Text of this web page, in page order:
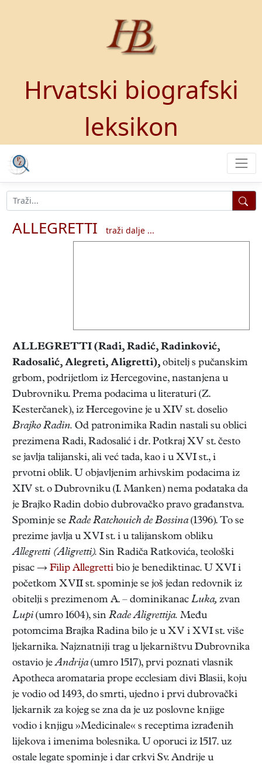
Hrvatski biografski
leksikon
ALLEGRETTI traži dalje ...
ALLEGRETTI (Radi, Radić, Radinković,
Radosalić, Alegreti, Aligretti), obitelj s pučanskim
grbom, podrijetlom iz Hercegovine, nastanjena u
Dubrovniku. Prema podacima u literaturi (Z.
Kesterčanek), iz Hercegovine je u XIV st. doselio
Brajko Radin. Od patronimika Radin nastali su oblici
prezimena Radi, Radosalić i dr. Potkraj XV st. često
se javlja talijanski, ali već tada, kao i u XVI st., i
prvotni oblik. U objavljenim arhivskim podacima iz
XIV st. o Dubrovniku (I. Manken) nema podataka da
je Brajko Radin dobio dubrovačko pravo građanstva.
Spominje se Rade Ratchouich de Bossina(1396). To se
prezime javlja u XVI st. i u talijanskom obliku
Allegretti (Aligretti). Sin Radiča Ratkovića, teološki
pisac → Filip Allegretti bio je benediktinac. U XVI i
početkom XVII st. spominje se još jedan redovnik iz
obitelji s prezimenom A. – dominikanac Luka, zvan
Lupi (umro 1604), sin Rade Aligrettija. Među
potomcima Brajka Radina bilo je u XV i XVI st. više
ljekarnika. Najznatniji trag u ljekarništvu Dubrovnika
ostavio jeAndrija(umro 1517), prvi poznati vlasnik
Apotheca aromataria prope ecclesiam divi Blasii, koju
je vodio od 1493, do smrti, ujedno i prvi dubrovački
ljekarnik za kojeg se zna da je uz poslovne knjige
vodio i knjigu »Medicinale« s receptima izrađenih
lijekova i imenima bolesnika. U oporuci iz 1517. uz
ostale legate spominje i dar crkvi Sv. Andrije u